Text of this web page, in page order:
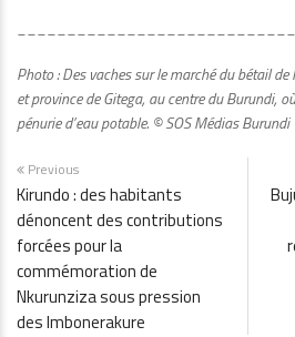
Photo : Des vaches sur le marché du bétail
et province de Gitega, au centre du Burundi,
pénurie d’eau potable. © SOS Médias Burundi
Previous
Kirundo : des habitants
dénoncent des contributions
forcées pour la
commémoration de
Nkurunziza sous pression
des Imbonerakure